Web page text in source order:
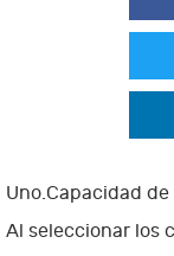
Uno.Capacidad de
Al seleccionar los